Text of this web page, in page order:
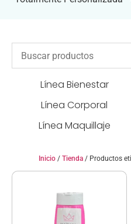
Línea Bienestar
Línea Corporal
Línea Maquillaje
Inicio/ Tienda/ Productos